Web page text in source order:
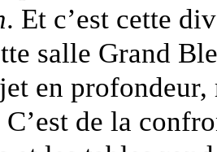
. Et c’est cette
salle Grand
en
de la